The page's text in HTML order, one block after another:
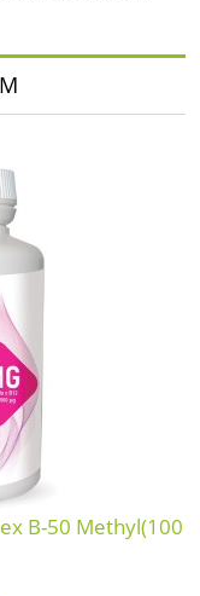
B-50 Methyl(100